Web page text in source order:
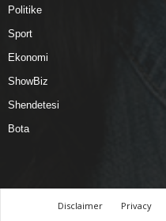
Politike
Sport
Ekonomi
ShowBiz
Shendetesi
Bota
Disclaimer Privacy